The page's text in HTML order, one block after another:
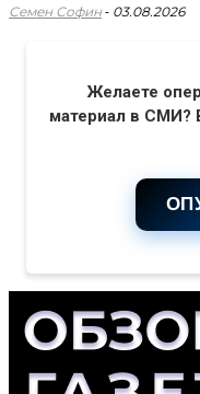
Семен Софин - 03.08.2026
Желаете
материал в СМИ?